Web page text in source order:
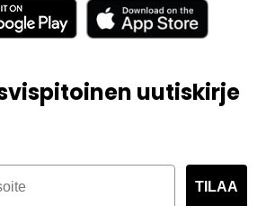
uutiskirje
TILAA